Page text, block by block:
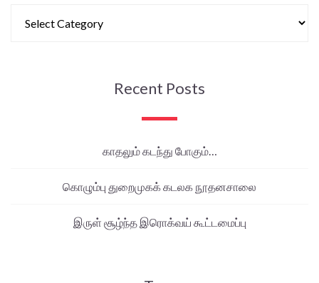
Recent Posts
காதலும் கடந்து போகும்…
கொழும்பு துறைமுகக் கடலக நூதனசாலை
இருள் சூழ்ந்த இரொக்வய் கூட்டமைப்பு